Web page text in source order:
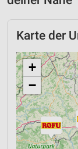
Karte der
+
−